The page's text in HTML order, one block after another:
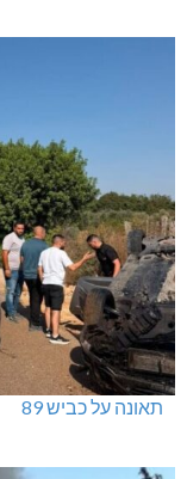
תאונה על כביש 89